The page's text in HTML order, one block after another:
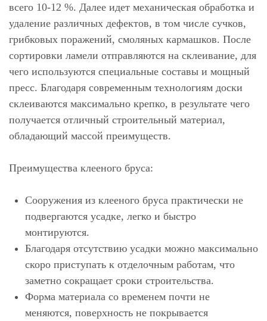
всего 10-12 %. Далее идет механическая обработка и
удаление различных дефектов, в том числе сучков,
грибковых поражений, смоляных кармашков. После
сортировки ламели отправляются на склеивание, для
чего используются специальные составы и мощный
пресс. Благодаря современным технологиям доски
склеиваются максимально крепко, в результате чего
получается отличный строительный материал,
обладающий массой преимуществ.
Преимущества клееного бруса:
Сооружения из клееного бруса практически не
подвергаются усадке, легко и быстро
монтируются.
Благодаря отсутствию усадки можно максимально
скоро приступать к отделочным работам, что
заметно сокращает сроки строительства.
Форма материала со временем почти не
меняются, поверхность не покрывается